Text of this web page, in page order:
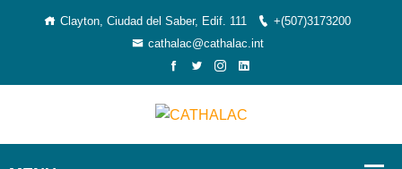
Clayton, Ciudad del Saber, Edif. 111
+(507)3173200
cathalac@cathalac.int